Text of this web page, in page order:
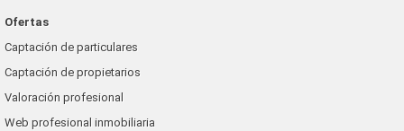
Ofertas
Captación de particulares
Captación de propietarios
Valoración profesional
Web profesional inmobiliaria